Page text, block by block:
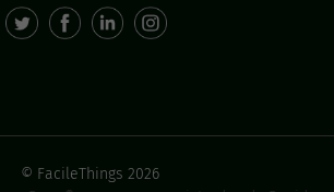
© FacileThings 2026